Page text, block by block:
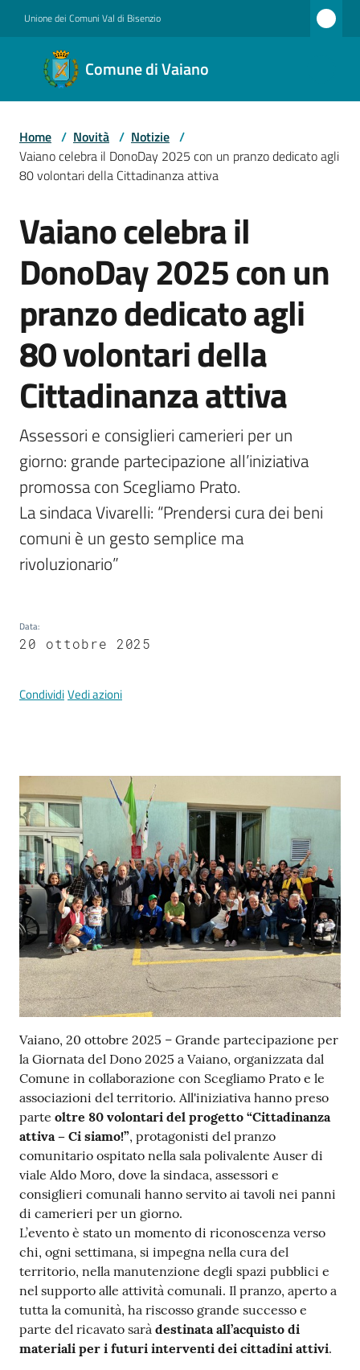
Unione dei Comuni Val di Bisenzio
Comune di Vaiano
Comune
di
Vaiano
Amministrazione
Novità
Documenti
e
dati
Argomenti
su
Home / Novità / Notizie /
Vaiano celebra il DonoDay 2025 con un pranzo dedicato agli
80 volontari della Cittadinanza attiva
Salta al contenuto
Vaiano celebra il
DonoDay 2025 con un
pranzo dedicato agli
80 volontari della
Cittadinanza attiva
Assessori e consiglieri camerieri per un
giorno: grande partecipazione all’iniziativa
promossa con Scegliamo Prato.
La sindaca Vivarelli: “Prendersi cura dei beni
comuni è un gesto semplice ma
rivoluzionario”
Data:
20 ottobre 2025
CondividiVedi azioni
Contenuto
Vaiano, 20 ottobre 2025 – Grande partecipazione per
la Giornata del Dono 2025 a Vaiano, organizzata dal
Comune in collaborazione con Scegliamo Prato e le
associazioni del territorio. All'iniziativa hanno preso
parte oltre 80 volontari del progetto “Cittadinanza
attiva – Ci siamo!”, protagonisti del pranzo
comunitario ospitato nella sala polivalente Auser di
viale Aldo Moro, dove la sindaca, assessori e
consiglieri comunali hanno servito ai tavoli nei panni
di camerieri per un giorno.
L’evento è stato un momento di riconoscenza verso
chi, ogni settimana, si impegna nella cura del
territorio, nella manutenzione degli spazi pubblici e
nel supporto alle attività comunali. Il pranzo, aperto a
tutta la comunità, ha riscosso grande successo e
parte del ricavato sarà destinata all’acquisto di
materiali per i futuri interventi dei cittadini attivi.